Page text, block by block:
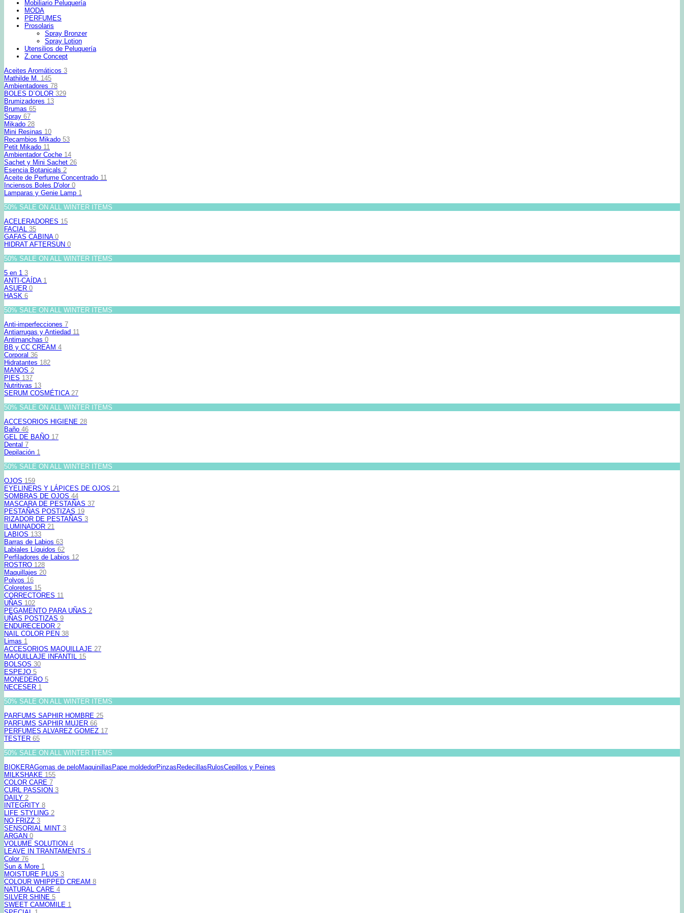
Mobiliario Peluquería
MODA
PERFUMES
Prosolaris
Spray Bronzer
Spray Lotion
Utensilios de Peluquería
Z.one Concept
Aceites Aromáticos 3
Mathilde M. 145
Ambientadores 78
BOLES D`OLOR 329
Brumizadores 13
Brumas 65
Spray 67
Mikado 28
Mini Resinas 10
Recambios Mikado 53
Petit Mikado 11
Ambientador Coche 14
Sachet y Mini Sachet 26
Esencia Botanicals 2
Aceite de Perfume Concentrado 11
Inciensos Boles D'olor 0
Lamparas y Genie Lamp 1
50% SALE ON ALL WINTER ITEMS
ACELERADORES 15
FACIAL 35
GAFAS CABINA 0
HIDRAT AFTERSUN 0
50% SALE ON ALL WINTER ITEMS
5 en 1 3
ANTI-CAÍDA 1
ASUER 0
HASK 6
50% SALE ON ALL WINTER ITEMS
Anti-imperfecciones 7
Antiarrugas y Antiedad 11
Antimanchas 0
BB y CC CREAM 4
Corporal 36
Hidratantes 182
MANOS 2
PIES 137
Nutritivas 13
SERUM COSMÉTICA 27
50% SALE ON ALL WINTER ITEMS
ACCESORIOS HIGIENE 28
Baño 46
GEL DE BAÑO 17
Dental 7
Depilación 1
50% SALE ON ALL WINTER ITEMS
OJOS 159
EYELINERS Y LÁPICES DE OJOS 21
SOMBRAS DE OJOS 44
MASCARA DE PESTAÑAS 37
PESTAÑAS POSTIZAS 19
RIZADOR DE PESTAÑAS 3
ILUMINADOR 21
LABIOS 133
Barras de Labios 63
Labiales Líquidos 62
Perfiladores de Labios 12
ROSTRO 128
Maquillajes 20
Polvos 16
Coloretes 15
CORRECTORES 11
UÑAS 102
PEGAMENTO PARA UÑAS 2
UÑAS POSTIZAS 9
ENDURECEDOR 2
NAIL COLOR PEN 38
Limas 1
ACCESORIOS MAQUILLAJE 27
MAQUILLAJE INFANTIL 15
BOLSOS 30
ESPEJO 5
MONEDERO 5
NECESER 1
50% SALE ON ALL WINTER ITEMS
PARFUMS SAPHIR HOMBRE 25
PARFUMS SAPHIR MUJER 66
PERFUMES ALVAREZ GOMEZ 17
TESTER 65
50% SALE ON ALL WINTER ITEMS
BIOKERAGomas de peloMaquinillas Pape moldedorPinzas Redecillas RulosCepillos y Peines
MILKSHAKE 155
COLOR CARE 7
CURL PASSION 3
DAILY 2
INTEGRITY 8
LIFE STYLING 2
NO FRIZZ 3
SENSORIAL MINT 3
ARGAN 0
VOLUME SOLUTION 4
LEAVE IN TRANTAMENTS 4
Color 76
Sun & More 1
MOISTURE PLUS 3
COLOUR WHIPPED CREAM 8
NATURAL CARE 4
SILVER SHINE 5
SWEET CAMOMILE 1